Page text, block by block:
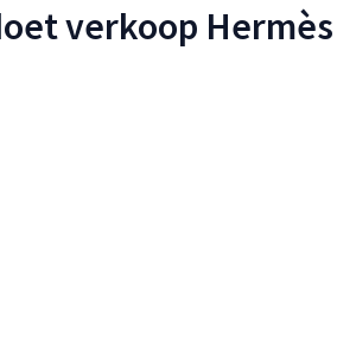
verkoop Hermès